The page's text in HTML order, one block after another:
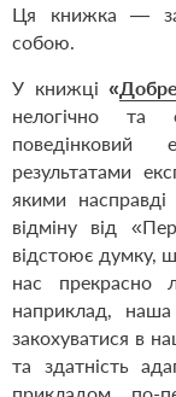
Ця книжка —
собою.
У книжці«
нелогічно та
поведінковий
результатами
якими
відміну від
відстоює думку,
нас
наприклад,
закохуватися в
та здатність